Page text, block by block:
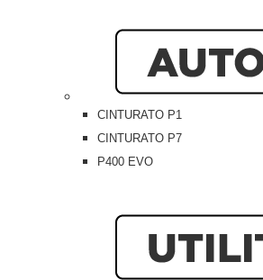
CINTURATO P1
CINTURATO P7
P400 EVO